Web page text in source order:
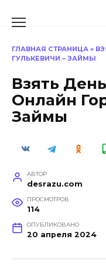
ГЛАВНАЯ СТРАНИЦА »
ГУЛЬКЕВИЧИ – ЗАЙМЫ
Взять
Онлайн
Займы
АВТОР
desrazu.com
ПРОСМОТРОВ
114
ОПУБЛИКОВАНО
20 апреля 2024